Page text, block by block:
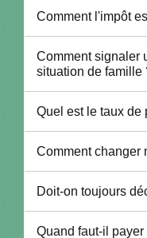
Comment l'impôt
Comment signaler
situation de famille
Quel est le taux de
Comment changer
Doit-on toujours
Quand faut-il